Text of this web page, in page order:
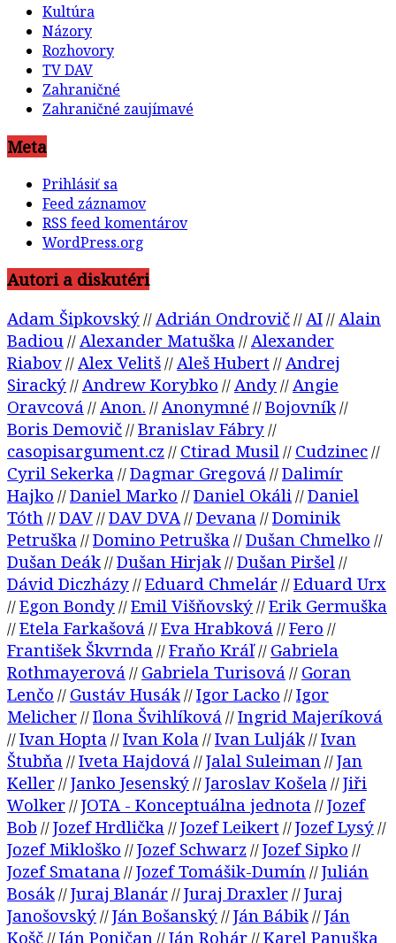
Kultúra
Názory
Rozhovory
TV DAV
Zahraničné
Zahraničné zaujímavé
Meta
Prihlásiť sa
Feed záznamov
RSS feed komentárov
WordPress.org
Autori a diskutéri
Adam Šipkovský//Adrián Ondrovič//AI//Alain
Badiou//Alexander Matuška //Alexander
Riabov//Alex Velitš//Aleš Hubert//Andrej
Siracký//Andrew Korybko //Andy//Angie
Oravcová //Anon. //Anonymné //Bojovník//
Boris Demovič//Branislav Fábry//
casopisargument.cz // Ctirad Musil// Cudzinec//
Cyril Sekerka //Dagmar Gregová //Dalimír
Hajko //Daniel Marko //Daniel Okáli//Daniel
Tóth//DAV//DAV DVA//Devana //Dominik
Petruška //Domino Petruška //Dušan Chmelko //
Dušan Deák//Dušan Hirjak//Dušan Piršel//
Dávid Diczházy//Eduard Chmelár//Eduard Urx
//Egon Bondy//Emil Višňovský//Erik Germuška
//Etela Farkašová //Eva Hrabková //Fero //
František Škvrnda //Fraňo Kráľ// Gabriela
Rothmayerová // Gabriela Turisová // Goran
Lenčo // Gustáv Husák//Igor Lacko //Igor
Melicher//Ilona Švihlíková //Ingrid Majeríková
//Ivan Hopta //Ivan Kola //Ivan Lulják//Ivan
Štubňa //Iveta Hajdová //Jalal Suleiman//Jan
Keller//Janko Jesenský//Jaroslav Košela //Jiři
Wolker//JOTA - Konceptuálna jednota //Jozef
Bob //Jozef Hrdlička //Jozef Leikert//Jozef Lysý//
Jozef Mikloško //Jozef Schwarz //Jozef Sipko //
Jozef Smatana //Jozef Tomášik-Dumín//Julián
Bosák//Juraj Blanár//Juraj Draxler//Juraj
Janošovský//Ján Bošanský//Ján Bábik//Ján
Košč//Ján Poničan//Ján Rohár//Karel Panuška